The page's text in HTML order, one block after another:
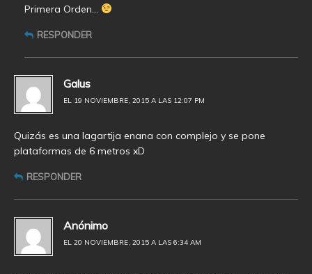
Primera Orden…
RESPONDER
Galus
EL 19 NOVIEMBRE, 2015 A LAS 12:07 PM
Quizás es una lagartija enana con complejo y se pone
plataformas de 6 metros xD
RESPONDER
Anónimo
EL 20 NOVIEMBRE, 2015 A LAS 6:34 AM